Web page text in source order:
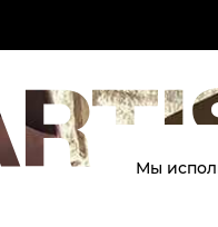
Мы